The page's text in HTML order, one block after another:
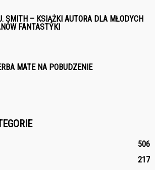
SMITH – KSIĄŻKI AUTORA DLA MŁODYCH
FANTASTYKI
MATE NA POBUDZENIE
506
217